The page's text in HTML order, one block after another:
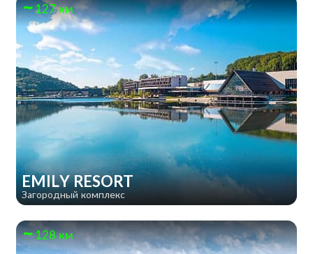
127 км
EMILY RESORT
Загородный комплекс
128 км